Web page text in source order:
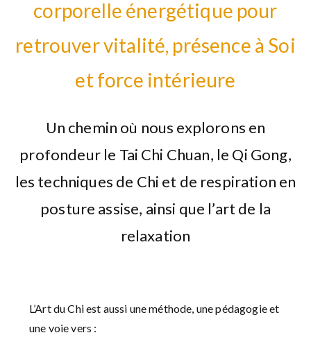
corporelle énergétique pour
retrouver vitalité, présence à Soi
et force intérieure
Un chemin où nous explorons en
profondeur le Tai Chi Chuan, le Qi Gong,
les techniques de Chi et de respiration en
posture assise, ainsi que l’art de la
relaxation
L’Art du Chi est aussi une méthode, une pédagogie et
une voie vers :